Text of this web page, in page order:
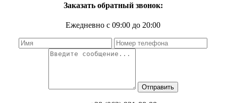
Заказать обратный звонок:
Ежедневно с 09:00 до 20:00
Отправить